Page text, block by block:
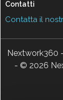
Contatti
Contatta il
Nextwork360
- © 2026